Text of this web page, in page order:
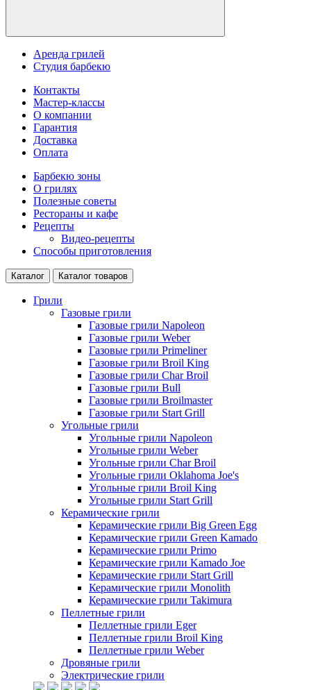
Аренда грилей
Студия барбекю
Контакты
Мастер-классы
О компании
Гарантия
Доставка
Оплата
Барбекю зоны
О грилях
Полезные советы
Рестораны и кафе
Рецепты
Видео-рецепты
Способы приготовления
Каталог Каталог товаров
Грили
Газовые грили
Газовые грили Napoleon
Газовые грили Weber
Газовые грили Primeliner
Газовые грили Broil King
Газовые грили Char Broil
Газовые грили Bull
Газовые грили Broilmaster
Газовые грили Start Grill
Угольные грили
Угольные грили Napoleon
Угольные грили Weber
Угольные грили Char Broil
Угольные грили Oklahoma Joe's
Угольные грили Broil King
Угольные грили Start Grill
Керамические грили
Керамические грили Big Green Egg
Керамические грили Green Kamado
Керамические грили Primo
Керамические грили Kamado Joe
Керамические грили Start Grill
Керамические грили Monolith
Керамические грили Takimura
Пеллетные грили
Пеллетные грили Eger
Пеллетные грили Broil King
Пеллетные грили Weber
Дровяные грили
Электрические грили